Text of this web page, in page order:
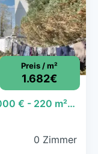
Preis / m²
1.682€
Haus zum Kauf - Gallspach - 370.000 € - 220 m², 523 m² Grundstück
0 Zimmer